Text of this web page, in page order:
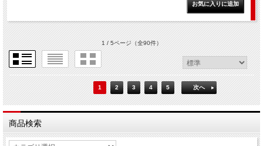
1 / 5ページ（全90件）
1 2 3 4 5 次へ
商品検索